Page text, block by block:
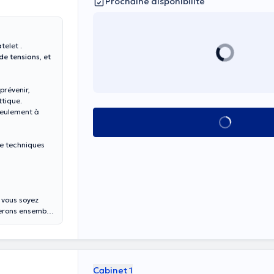
.
tensions, et
à
techniques
soyez
ensemble
Voir tout
Cabinet 1